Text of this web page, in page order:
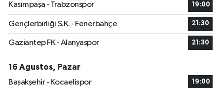
Kasımpaşa - Trabzonspor 19:00
Gençlerbirliği S.K. - Fenerbahçe 21:30
Gaziantep FK - Alanyaspor 21:30
16 Ağustos, Pazar
Başakşehir - Kocaelispor
19:00